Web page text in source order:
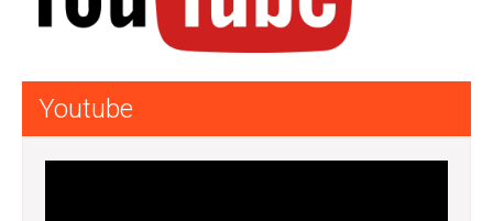
Youtube